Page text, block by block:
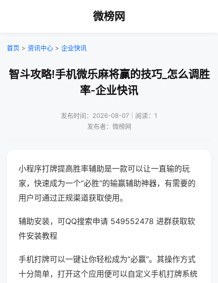
微榜网
首页 > 资讯中心 > 企业快讯
智斗攻略!手机微乐麻将赢的技巧_怎么调胜
率-企业快讯
发布时间：2026-08-07｜阅读：1
发布者：微榜网
小程序打牌提高胜率辅助是一款可以让一直输的玩
家，快速成为一个“必胜”的输赢辅助神器，有需要的
用户可通过正规渠道获取使用。
辅助安装，可QQ搜索申请 549552478 进群获取软
件安装教程
手机打牌可以一键让你轻松成为“必赢”。其操作方式
十分简单，打开这个应用便可以自定义手机打牌系统